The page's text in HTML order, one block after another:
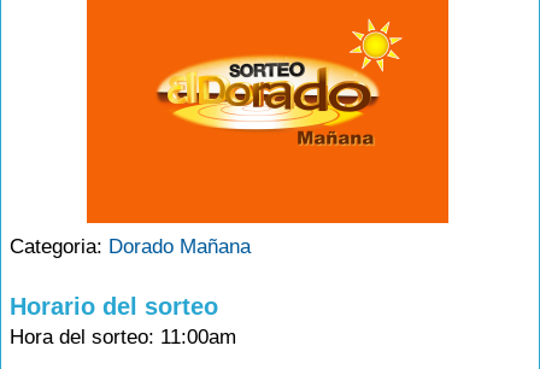
Categoria: Dorado Mañana
Horario del sorteo
Hora del sorteo: 11:00am